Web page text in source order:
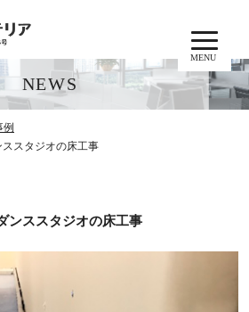
MENU
NEWS
例
スタジオの床工事
ンススタジオの床工事